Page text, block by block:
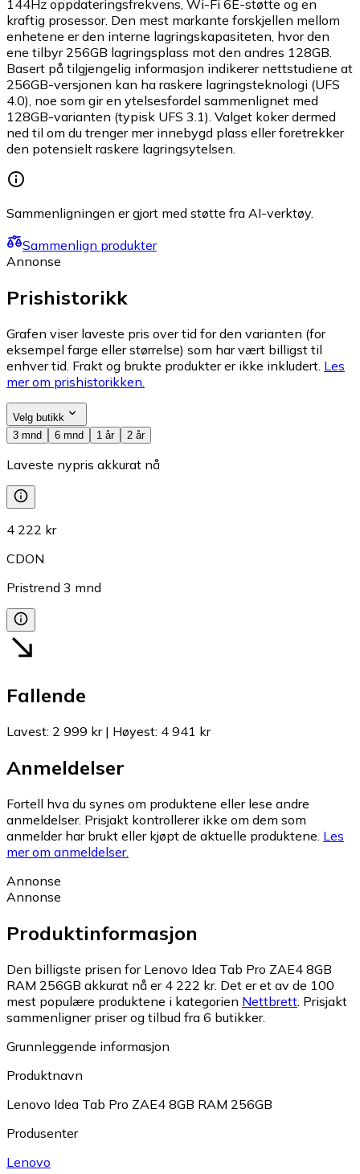
144Hz oppdateringsfrekvens, Wi-Fi 6E-støtte og en
kraftig prosessor. Den mest markante forskjellen mellom
enhetene er den interne lagringskapasiteten, hvor den
ene tilbyr 256GB lagringsplass mot den andres 128GB.
Basert på tilgjengelig informasjon indikerer nettstudiene at
256GB-versjonen kan ha raskere lagringsteknologi (UFS
4.0), noe som gir en ytelsesfordel sammenlignet med
128GB-varianten (typisk UFS 3.1). Valget koker dermed
ned til om du trenger mer innebygd plass eller foretrekker
den potensielt raskere lagringsytelsen.
Sammenligningen er gjort med støtte fra AI-verktøy.
Sammenlign produkter
Annonse
Prishistorikk
Grafen viser laveste pris over tid for den varianten (for
eksempel farge eller størrelse) som har vært billigst til
enhver tid. Frakt og brukte produkter er ikke inkludert. Les
mer om prishistorikken.
Velg butikk
3 mnd
6 mnd 1 år 2 år
Laveste nypris akkurat nå
4 222 kr
CDON
Pristrend 3 mnd
Fallende
Lavest: 2 999 kr| Høyest: 4 941 kr
Anmeldelser
Fortell hva du synes om produktene eller lese andre
anmeldelser. Prisjakt kontrollerer ikke om dem som
anmelder har brukt eller kjøpt de aktuelle produktene. Les
mer om anmeldelser.
Annonse
Annonse
Produktinformasjon
Den billigste prisen for Lenovo Idea Tab Pro ZAE4 8GB
RAM 256GB akkurat nå er 4 222 kr. Det er et av de 100
mest populære produktene i kategorien Nettbrett Prisjakt
sammenligner priser og tilbud fra 6 butikker.
Grunnleggende informasjon
Produktnavn
Lenovo Idea Tab Pro ZAE4 8GB RAM 256GB
Produsenter
Lenovo